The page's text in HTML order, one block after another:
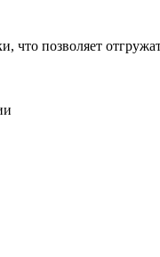
позволяет